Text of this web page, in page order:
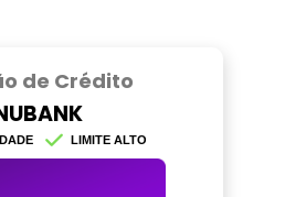
de Crédito
LIMITE ALTO